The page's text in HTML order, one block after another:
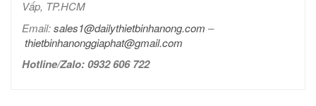
Vấp, TP.HCM
Email:sales1@dailythietbinhanong.com –
thietbinhanonggiaphat@gmail.com
Hotline/Zalo: 0932 606 722